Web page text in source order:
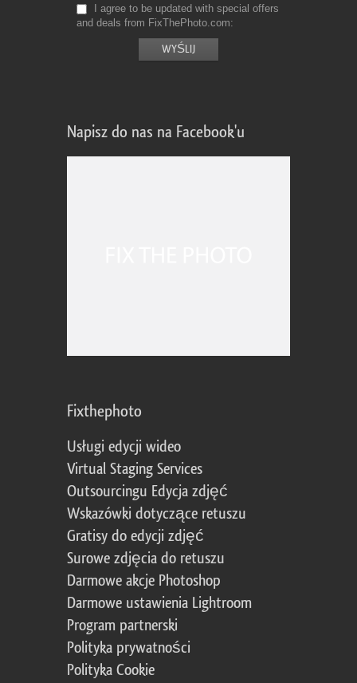
I agree to be updated with special offers
and deals from FixThePhoto.com
Napisz do nas na Facebook'u
Fixthephoto
Usługi edycji wideo
Virtual Staging Services
Outsourcingu Edycja zdjęć
Wskazówki dotyczące retuszu
Gratisy do edycji zdjęć
Surowe zdjęcia do retuszu
Darmowe akcje Photoshop
Darmowe ustawienia Lightroom
Program partnerski
Polityka prywatności
Polityka Cookie